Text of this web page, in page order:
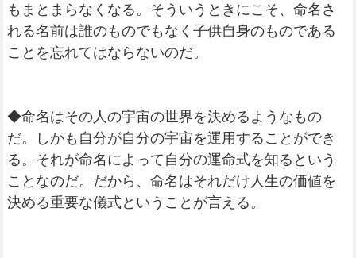
もまとまらなくなる。そういうときにこそ、命名さ
れる名前は誰のものでもなく子供自身のものである
ことを忘れてはならないのだ。
◆命名はその人の宇宙の世界を決めるようなもの
だ。しかも自分が自分の宇宙を運用することができ
る。それが命名によって自分の運命式を知るという
ことなのだ。だから、命名はそれだけ人生の価値を
決める重要な儀式ということが言える。